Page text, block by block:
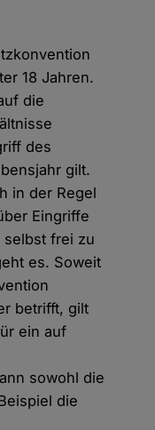
18 Jahren.
die
des
gilt.
in der Regel
Eingriffe
frei zu
es. Soweit
betrifft, gilt
ein auf
sowohl die
die